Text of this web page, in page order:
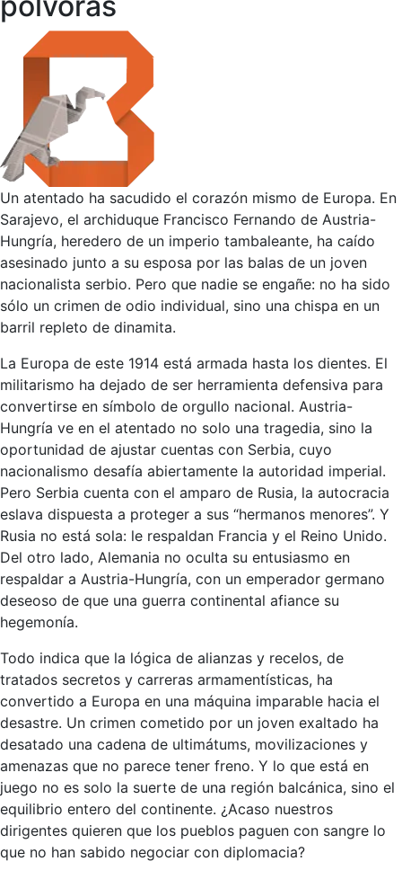
Un atentado ha sacudido el corazón mismo de Europa. En
Sarajevo, el archiduque Francisco Fernando de Austria-
Hungría, heredero de un imperio tambaleante, ha caído
asesinado junto a su esposa por las balas de un joven
nacionalista serbio. Pero que nadie se engañe: no ha sido
sólo un crimen de odio individual, sino una chispa en un
barril repleto de dinamita.
La Europa de este 1914 está armada hasta los dientes. El
militarismo ha dejado de ser herramienta defensiva para
convertirse en símbolo de orgullo nacional. Austria-
Hungría ve en el atentado no solo una tragedia, sino la
oportunidad de ajustar cuentas con Serbia, cuyo
nacionalismo desafía abiertamente la autoridad imperial.
Pero Serbia cuenta con el amparo de Rusia, la autocracia
eslava dispuesta a proteger a sus “hermanos menores”. Y
Rusia no está sola: le respaldan Francia y el Reino Unido.
Del otro lado, Alemania no oculta su entusiasmo en
respaldar a Austria-Hungría, con un emperador germano
deseoso de que una guerra continental afiance su
hegemonía.
Todo indica que la lógica de alianzas y recelos, de
tratados secretos y carreras armamentísticas, ha
convertido a Europa en una máquina imparable hacia el
desastre. Un crimen cometido por un joven exaltado ha
desatado una cadena de ultimátums, movilizaciones y
amenazas que no parece tener freno. Y lo que está en
juego no es solo la suerte de una región balcánica, sino el
equilibrio entero del continente. ¿Acaso nuestros
dirigentes quieren que los pueblos paguen con sangre lo
que no han sabido negociar con diplomacia?